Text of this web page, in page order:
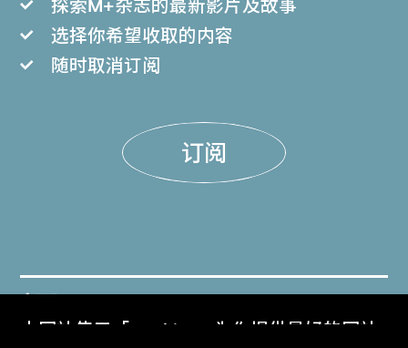
本网站使用「Cookies」为你提供最好的网站
探索M+杂志的最新影片及故事
选择你希望收取的内容
随时取消订阅
订阅
门票